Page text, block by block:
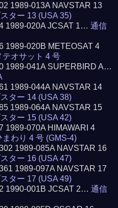
1989-013A NAVSTAR 13
ター 13 (USA 35)
1989-020A JCSAT 1…通信
1989-020B METEOSAT 4
オサット 4 号
1989-041A SUPERBIRD A…
1989-044A NAVSTAR 14
ター 14 (USA 38)
1989-064A NAVSTAR 15
ター 15 (USA 42)
1989-070A HIMAWARI 4
わり 4 号 (GMS-4)
1989-085A NAVSTAR 16
ター 16 (USA 47)
1989-097A NAVSTAR 17
ター 17 (USA 49)
1990-001B JCSAT 2…通信